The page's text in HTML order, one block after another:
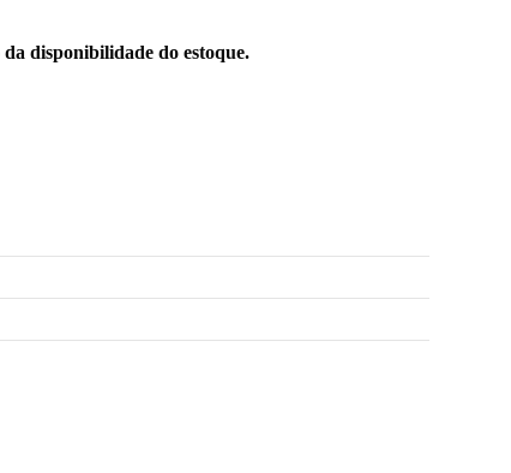
disponibilidade do estoque.